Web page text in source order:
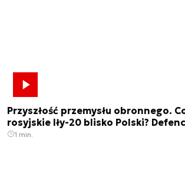
Przyszłość przemysłu obronnego.
rosyjskie Iły-20 blisko Polski?
1 min.